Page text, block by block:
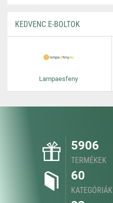
KEDVENC E-BOLTOK
Lampaesfeny
5906
TERMÉKEK
60
KATEGÓRIÁK